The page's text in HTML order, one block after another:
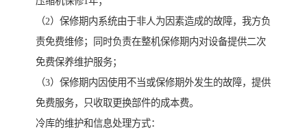
（2）保修期内系统由于非人为因素造成的故障，我方负
责免费维修；同时负责在整机保修期内对设备提供二次
免费保养维护服务；
（3）保修期内因使用不当或保修期外发生的故障，提供
免费服务，只收取更换部件的成本费。
冷库的维护和信息处理方式：